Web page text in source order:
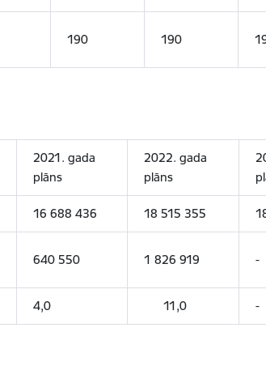
190 190
2021. gada
plāns
2022. gada
plāns
16 688 436 18 515 355
640 550 1 826 919 -
4,0 11,0 -